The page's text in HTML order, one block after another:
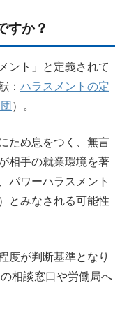
すか？
ント」と定義されて
： ハラスメントの定
）。
ため息をつく、無言
相手の就業環境を著
パワーハラスメント
とみなされる可能性
度が判断基準となり
相談窓口や労働局へ